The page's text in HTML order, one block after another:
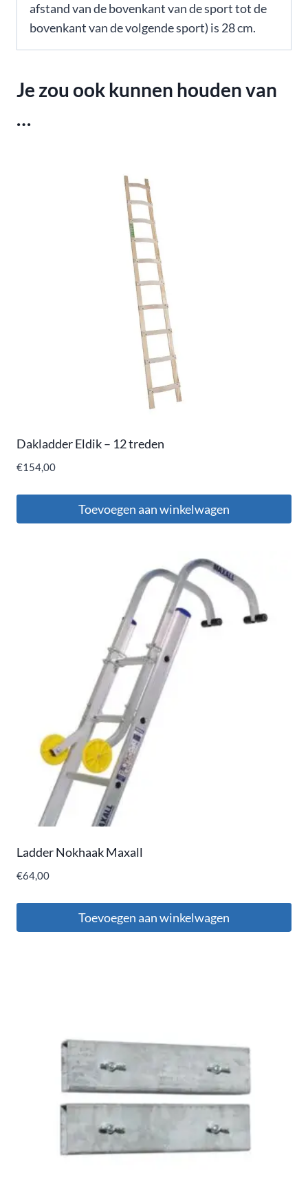
afstand van de bovenkant van de sport tot de
bovenkant van de volgende sport) is 28 cm.
Je zou ook kunnen houden van
…
Dakladder Eldik – 12 treden
€154,00
Toevoegen aan winkelwagen
Ladder Nokhaak Maxall
€64,00
Toevoegen aan winkelwagen